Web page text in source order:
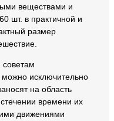
веществами и
шт. в практичной и
размер
советам
можно исключительно
на область
времени их
движениями